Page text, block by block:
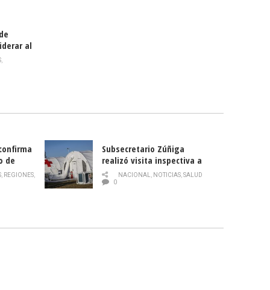
al
,
de
, REGIONES,
Subsecretario Zúñiga
realizó visita inspectiva a
Hospital Modular Sótero del
Río
NACIONAL, NOTICIAS,SALUD
0